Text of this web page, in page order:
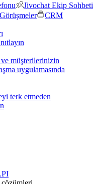
Jivochat Ekip Sohbeti
CRM
ve müşterilerinizin
uygulamasında
terk etmeden